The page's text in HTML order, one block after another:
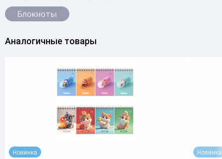
Блокноты
Аналогичные товары
Новинка Новинка